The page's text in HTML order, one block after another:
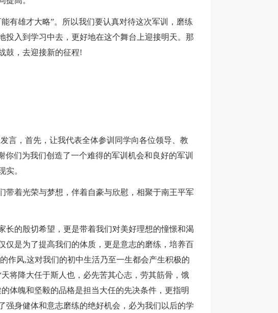
雄才大略”。所以我们要认真对待这次军训，磨练
投入到学习中去，更好地在这个舞台上迎接明天。那
鼓，去迎接新的征程!
，首先，让我代表全体参训同学向各位领导、教
们为我们创造了一个难得的军训机会和良好的军训
实。
着光荣与梦想，伴着自豪与欣慰，相聚于南王平军
的殷切希望，更是带着我们对美好理想的憧憬和渴
仅是为了提高我们的体质，更是意志的磨练，培养百
作风,这对我们的初中生活乃至一生都会产生积极的
将降大任于斯人也，必先苦其心志，劳其筋骨，饿
体魄和坚毅的品格是担当大任的先决条件，更指明
强身健体和意志磨练的绝好机会，必为我们以后的学